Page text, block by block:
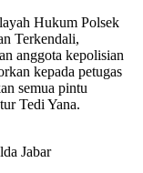
Hukum Polsek
Terkendali,
anggota kepolisian
kepada petugas
semua pintu
Tedi Yana.
Jabar